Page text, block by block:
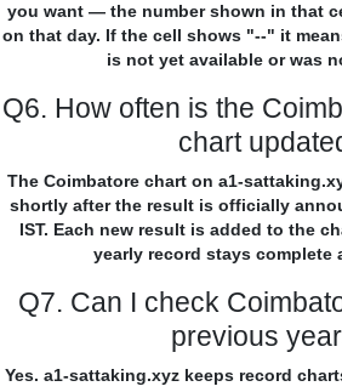
you want — the number shown in that
on that day. If the cell shows "--" it
is not yet available or was
Q6. How often is the
chart
The Coimbatore chart on a1-
shortly after the result is officially
IST. Each new result is added to the
yearly record stays complete
Q7. Can I check
previous
Yes. a1-sattaking.xyz keeps record